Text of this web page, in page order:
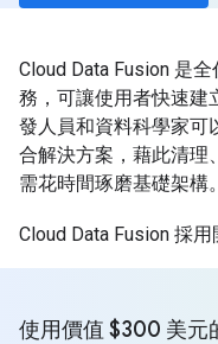
Cloud Data Fusion 是
務，可讓使用者快速建
發人員和資料科學家可
合解決方案，藉此清理
需花時間琢磨基礎架構。
Cloud Data Fusion 採
使用價值 $300 美元